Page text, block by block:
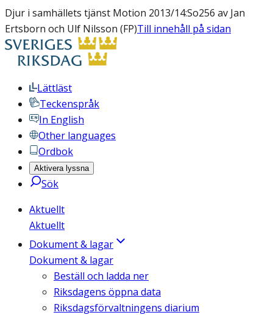
Djur i samhällets tjänst Motion 2013/14:So256 av Jan
Ertsborn och Ulf Nilsson (FP)Till innehåll på sidan
Lättläst
Teckenspråk
In English
Other languages
Ordbok
Aktivera lyssna
Sök
Aktuellt
Aktuellt
Dokument & lagar
Dokument & lagar
Beställ och ladda ner
Riksdagens öppna data
Riksdagsförvaltningens diarium